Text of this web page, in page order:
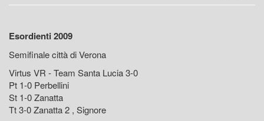
Esordienti 2009
Semifinale città di Verona
Virtus VR - Team Santa Lucia 3-0
Pt 1-0 Perbellini
St 1-0 Zanatta
Tt 3-0 Zanatta 2 , Signore